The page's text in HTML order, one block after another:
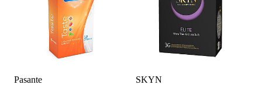
Pasante SKYN